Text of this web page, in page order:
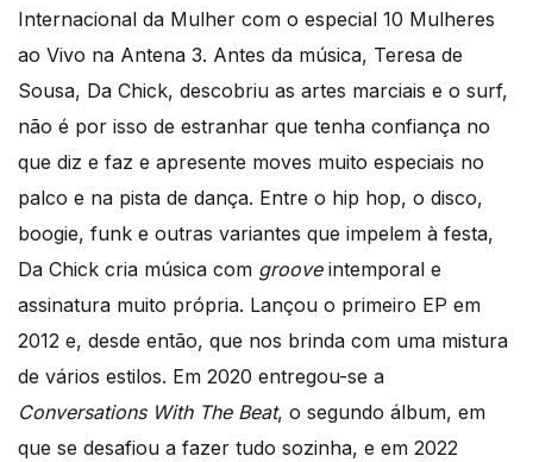
Internacional da Mulher com o especial 10 Mulheres
ao Vivo na Antena 3. Antes da música, Teresa de
Sousa, Da Chick, descobriu as artes marciais e o surf,
não é por isso de estranhar que tenha confiança no
que diz e faz e apresente moves muito especiais no
palco e na pista de dança. Entre o hip hop, o disco,
boogie, funk e outras variantes que impelem à festa,
Da Chick cria música com grooveintemporal e
assinatura muito própria. Lançou o primeiro EP em
2012 e, desde então, que nos brinda com uma mistura
de vários estilos. Em 2020 entregou-se a
Conversations With The Beat, o segundo álbum, em
que se desafiou a fazer tudo sozinha, e em 2022